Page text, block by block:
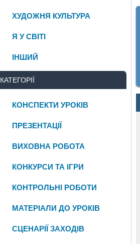
ХУДОЖНЯ КУЛЬТУРА
Я У СВІТІ
ІНШИЙ
КАТЕГОРІЇ
КОНСПЕКТИ УРОКІВ
ПРЕЗЕНТАЦІЇ
ВИХОВНА РОБОТА
КОНКУРСИ ТА ІГРИ
КОНТРОЛЬНІ РОБОТИ
МАТЕРІАЛИ ДО УРОКІВ
СЦЕНАРІЇ ЗАХОДІВ